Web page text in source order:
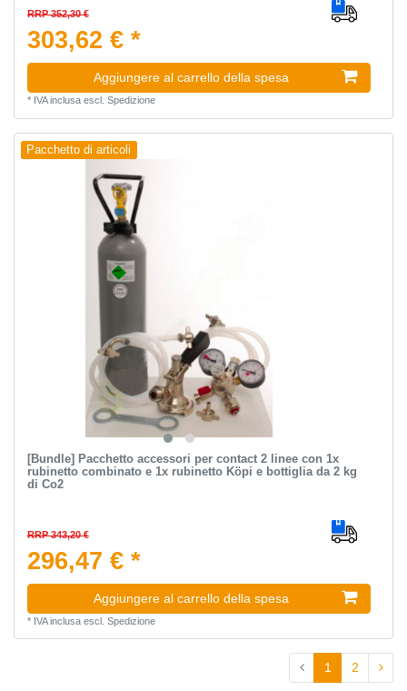
RRP 352,30 €
303,62 € *
Aggiungere al carrello della spesa
* IVA inclusaescl. Spedizione
Pacchetto di articoli
[Bundle] Pacchetto accessori per contact 2 linee con 1x
rubinetto combinato e 1x rubinetto Köpi e bottiglia da 2 kg
di Co2
RRP 343,20 €
296,47 € *
Aggiungere al carrello della spesa
* IVA inclusaescl. Spedizione
1 2